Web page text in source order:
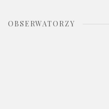
OBSERWATORZY